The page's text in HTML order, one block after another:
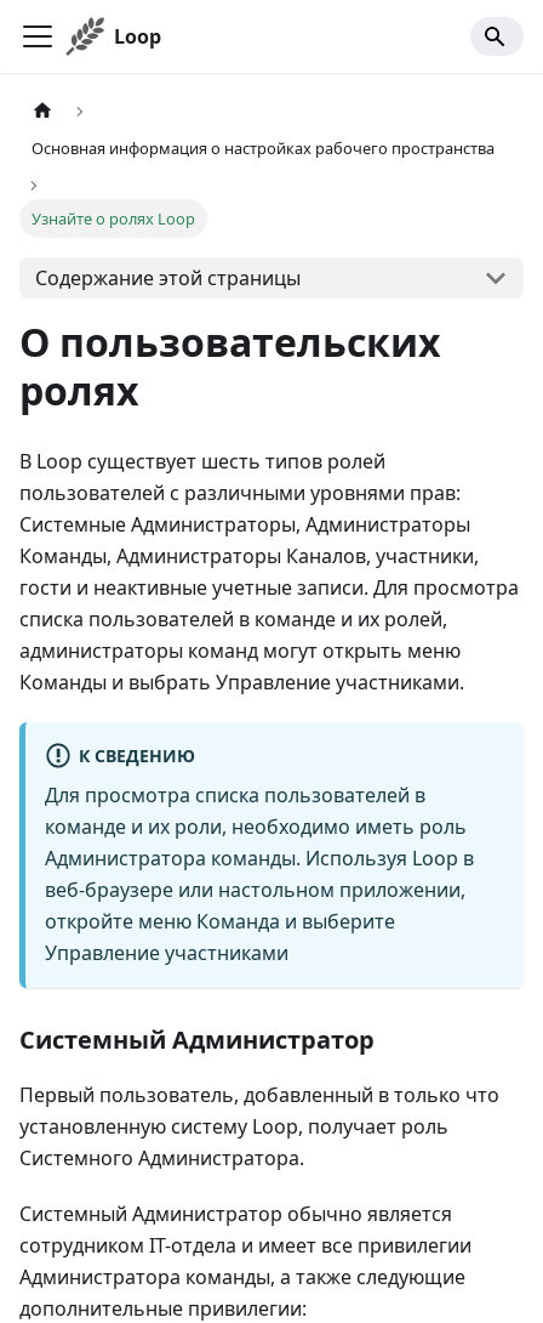
Loop
Основная информация о настройках рабочего пространства
Узнайте о ролях Loop
Содержание этой страницы
О пользовательских
ролях
В Loop существует шесть типов ролей
пользователей с различными уровнями прав:
Системные Администраторы, Администраторы
Команды, Администраторы Каналов, участники,
гости и неактивные учетные записи. Для просмотра
списка пользователей в команде и их ролей,
администраторы команд могут открыть меню
Команды и выбрать Управление участниками.
К СВЕДЕНИЮ
Для просмотра списка пользователей в
команде и их роли, необходимо иметь роль
Администратора команды. Используя Loop в
веб-браузере или настольном приложении,
откройте меню Команда и выберите
Управление участниками
Системный Администратор
Первый пользователь, добавленный в только что
установленную систему Loop, получает роль
Системного Администратора.
Системный Администратор обычно является
сотрудником IT-отдела и имеет все привилегии
Администратора команды, а также следующие
дополнительные привилегии: